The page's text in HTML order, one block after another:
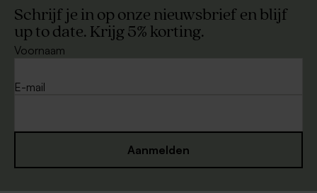
Schrijf je in op onze nieuwsbrief en blijf
up to date. Krijg 5% korting.
Voornaam
E-mail
Aanmelden